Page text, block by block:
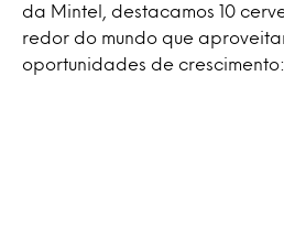
da Mintel, destacamos 10
redor do mundo que
oportunidades de crescimento: